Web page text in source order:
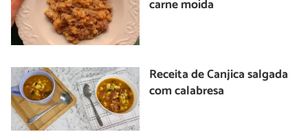
carne moída
Receita de Canjica salgada
com calabresa